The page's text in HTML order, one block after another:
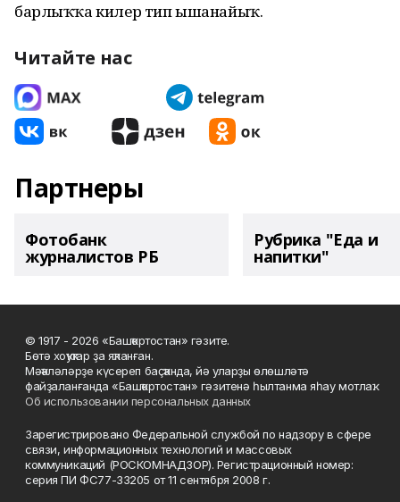
барлыҡҡа килер тип ышанайыҡ.
Читайте нас
Партнеры
Фотобанк
журналистов РБ
Рубрика "Еда и
напитки"
© 1917 - 2026 «Башҡортостан» гәзите.
Бөтә хоҡуҡтар ҙа яҡланған.
Мәҡәләләрҙе күсереп баҫҡанда, йә уларҙы өлөшләтә
файҙаланғанда «Башҡортостан» гәзитенә һылтанма яһау мотлаҡ.
Об использовании персональных данных
Зарегистрировано Федеральной службой по надзору в сфере
связи, информационных технологий и массовых
коммуникаций (РОСКОМНАДЗОР). Регистрационный номер:
серия ПИ ФС77-33205 от 11 сентября 2008 г.